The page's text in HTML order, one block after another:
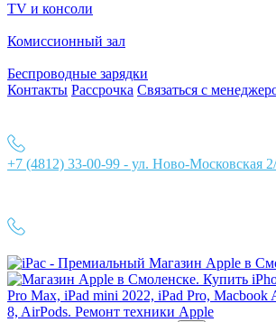
TV и консоли
Комиссионный зал
Беспроводные зарядки
Контакты Рассрочка Связаться с
+7 (4812) 33-00-99 - ул. Ново-Московская